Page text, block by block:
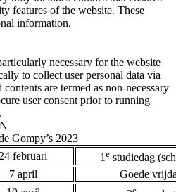
features of the website. These
information.
necessary for the website
to collect user personal data via
are termed as non-necessary
user consent prior to running
Gompy’s 2023
februari 1e studiedag
7 april
Goede